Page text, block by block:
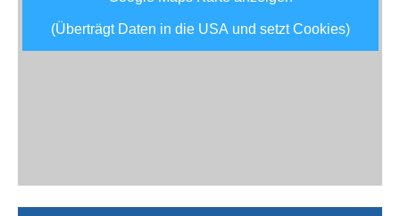
(Überträgt Daten in die USA und setzt Cookies)